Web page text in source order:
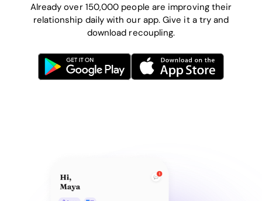
Already over 150,000 people are improving their
relationship daily with our app. Give it a try and
download recoupling.